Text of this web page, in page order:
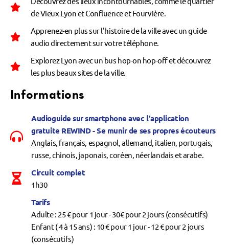
de Vieux Lyon et Confluence et Fourvière.
Apprenez-en plus sur l'histoire de la ville avec un guide
audio directement sur votre téléphone.
Explorez Lyon avec un bus hop-on hop-off et découvrez
les plus beaux sites de la ville.
Informations
Audioguide sur smartphone avec l'application
gratuite REWIND - Se munir de ses propres écouteurs
Anglais, français, espagnol, allemand, italien, portugais,
russe, chinois, japonais, coréen, néerlandais et arabe.
Circuit complet
1h30
Tarifs
Adulte : 25 € pour 1 jour - 30€ pour 2 jours (consécutifs)
Enfant ( 4 à 15 ans) : 10 € pour 1 jour - 12 € pour 2 jours
(consécutifs)